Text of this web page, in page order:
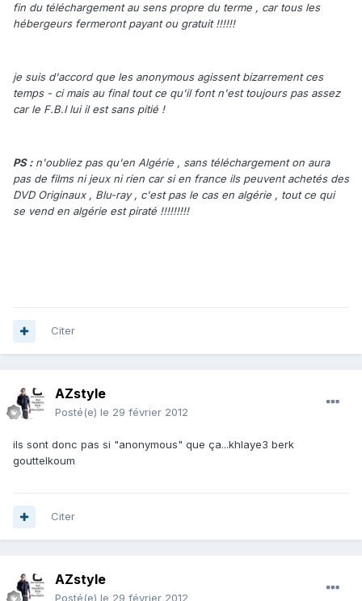
fin du téléchargement au sens propre du terme , car tous les
hébergeurs fermeront payant ou gratuit !!!!!!
je suis d'accord que les anonymous agissent bizarrement ces
temps - ci mais au final tout ce qu'il font n'est toujours pas assez
car le F.B.I lui il est sans pitié !
PS :n'oubliez pas qu'en Algérie , sans téléchargement on aura
pas de films ni jeux ni rien car si en france ils peuvent achetés des
DVD Originaux , Blu-ray , c'est pas le cas en algérie , tout ce qui
se vend en algérie est piraté !!!!!!!!!
Citer
AZstyle
Posté(e) le 29 février 2012
ils sont donc pas si "anonymous" que ça...khlaye3 berk
gouttelkoum
Citer
AZstyle
Posté(e) le 29 février 2012